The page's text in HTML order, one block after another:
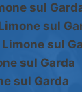
sul
sul
Limone sul
sul Garda
sul Garda